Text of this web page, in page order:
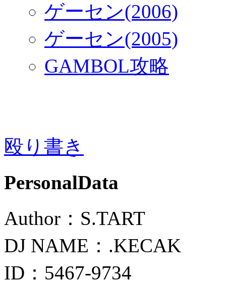
ゲーセン(2006)
ゲーセン(2005)
GAMBOL攻略
殴り書き
PersonalData
Author：S.TART
DJ NAME：.KECAK
ID：5467-9734